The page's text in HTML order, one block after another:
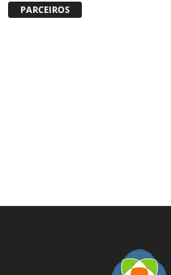
PARCEIROS